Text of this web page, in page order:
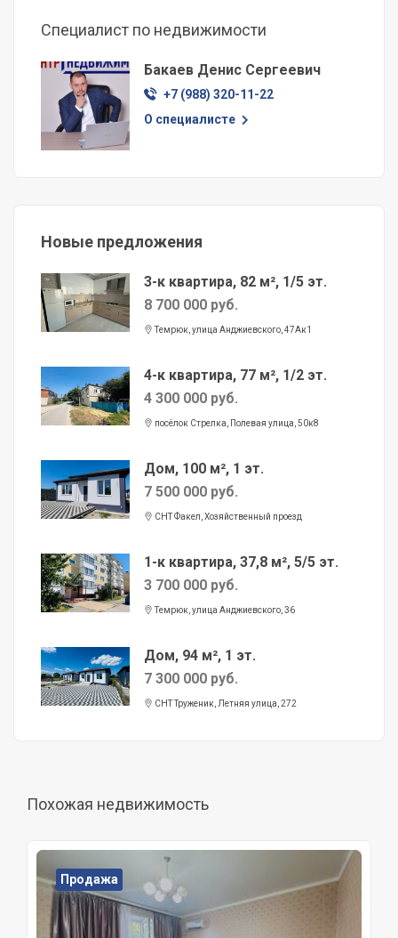
Специалист по недвижимости
Бакаев Денис Сергеевич
+7 (988) 320-11-22
О специалисте
Новые предложения
3-к квартира, 82 м², 1/5 эт.
8 700 000 руб.
Темрюк, улица Анджиевского, 47Ак1
4-к квартира, 77 м², 1/2 эт.
4 300 000 руб.
посёлок Стрелка, Полевая улица, 50к8
Дом, 100 м², 1 эт.
7 500 000 руб.
СНТ Факел, Хозяйственный проезд
1-к квартира, 37,8 м², 5/5 эт.
3 700 000 руб.
Темрюк, улица Анджиевского, 36
Дом, 94 м², 1 эт.
7 300 000 руб.
СНТ Труженик, Летняя улица, 272
Похожая недвижимость
Продажа